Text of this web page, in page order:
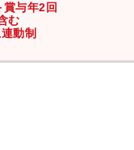
賞与年2回
む
動制